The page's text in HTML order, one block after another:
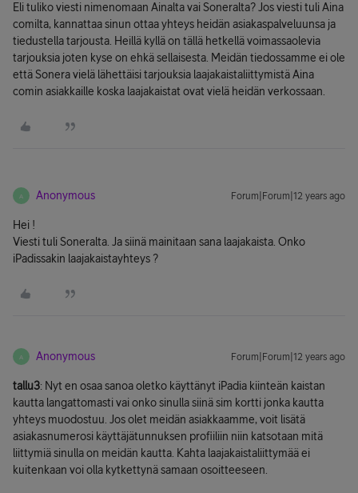
Eli tuliko viesti nimenomaan Ainalta vai Soneralta? Jos viesti tuli Aina
comilta, kannattaa sinun ottaa yhteys heidän asiakaspalveluunsa ja
tiedustella tarjousta. Heillä kyllä on tällä hetkellä voimassaolevia
tarjouksia joten kyse on ehkä sellaisesta. Meidän tiedossamme ei ole
että Sonera vielä lähettäisi tarjouksia laajakaistaliittymistä Aina
comin asiakkaille koska laajakaistat ovat vielä heidän verkossaan.
A Anonymous Forum|Forum|12 years ago
Hei !
Viesti tuli Soneralta. Ja siinä mainitaan sana laajakaista. Onko
iPadissakin laajakaistayhteys ?
A Anonymous Forum|Forum|12 years ago
tallu3: Nyt en osaa sanoa oletko käyttänyt iPadia kiinteän kaistan
kautta langattomasti vai onko sinulla siinä sim kortti jonka kautta
yhteys muodostuu. Jos olet meidän asiakkaamme, voit lisätä
asiakasnumerosi käyttäjätunnuksen profiiliin niin katsotaan mitä
liittymiä sinulla on meidän kautta. Kahta laajakaistaliittymää ei
kuitenkaan voi olla kytkettynä samaan osoitteeseen.